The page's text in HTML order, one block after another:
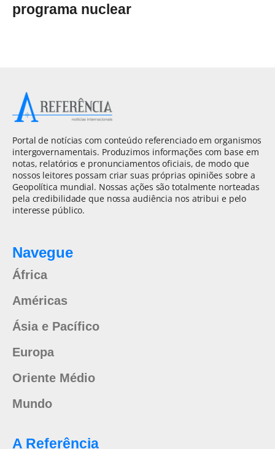
programa nuclear
Portal de notícias com conteúdo referenciado em organismos
intergovernamentais. Produzimos informações com base em
notas, relatórios e pronunciamentos oficiais, de modo que
nossos leitores possam criar suas próprias opiniões sobre a
Geopolítica mundial. Nossas ações são totalmente norteadas
pela credibilidade que nossa audiência nos atribui e pelo
interesse público.
Navegue
África
Américas
Ásia e Pacífico
Europa
Oriente Médio
Mundo
A Referência